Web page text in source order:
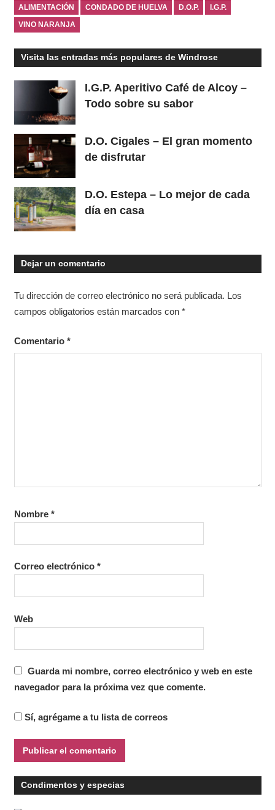
ALIMENTACIÓN CONDADO DE HUELVA D.O.P. I.G.P.
VINO NARANJA
Visita las entradas más populares de Windrose
I.G.P. Aperitivo Café de Alcoy –
Todo sobre su sabor
D.O. Cigales – El gran momento
de disfrutar
D.O. Estepa – Lo mejor de cada
día en casa
Dejar un comentario
Tu dirección de correo electrónico no será publicada. Los
campos obligatorios están marcados con *
Comentario *
Nombre *
Correo electrónico *
Web
Guarda mi nombre, correo electrónico y web en este
navegador para la próxima vez que comente.
Sí, agrégame a tu lista de correos
Condimentos y especias